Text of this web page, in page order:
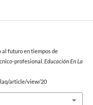
al futuro en tiempos de
profesional. Educación En La
article/view/20